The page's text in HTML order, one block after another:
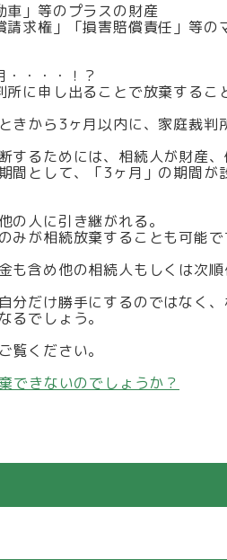
」等のプラスの財産
求権」「損害賠償責任」等の
・・・！？
に申し出ることで放棄するこ
きから3ヶ月以内に、家庭裁判
するためには、相続人が財産
間として、「3ヶ月」の期間が
の人に引き継がれる。
みが相続放棄することも可能
も含め他の相続人もしくは次
分だけ勝手にするのではなく
るでしょう。
覧ください。
できないのでしょうか？